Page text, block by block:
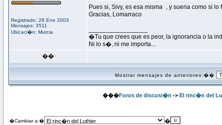
Registrado: 28 Ene 2003
Mensajes: 3511
Ubicaci�n: Murcia
Pues si, Sivy, es esa misma , y suena como si lo
Gracias, Lomarraco
�Tu que crees que es peor, la ignorancia o la
Ni lo s�, ni me importa...
��
Mostrar mensajes de anteriores:��
���Foros de discusi�n -> El rinc�n del
�Cambiar a:� �